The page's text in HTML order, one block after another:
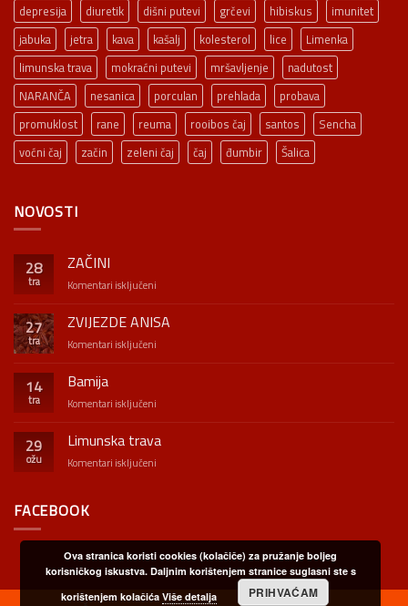
depresija
diuretik dišni putevi grčevi hibiskus
imunitet
jabuka
jetra kava kašalj kolesterol lice
Limenka
limunska trava
mokraćni putevi mršavljenje
nadutost
NARANČA
nesanica porculan prehlada
probava
promuklost
rane reuma rooibos čaj santos
Sencha
voćni čaj
začin zeleni čaj čaj đumbir Šalica
NOVOSTI
28
tra
ZAČINI
Komentari isključeni
27
tra
ZVIJEZDE ANISA
Komentari isključeni
14
tra
Bamija
Komentari isključeni
29
ožu
Limunska trava
Komentari isključeni
FACEBOOK
Ova stranica koristi cookies (kolačiče) za pružanje boljeg
korisničkog iskustva. Daljnim korištenjem stranice suglasni ste s
korištenjem kolačićaViše detalja PRIHVAĆAM